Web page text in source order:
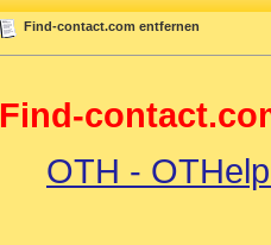
Find-contact.com entfernen
Find-
OTH -